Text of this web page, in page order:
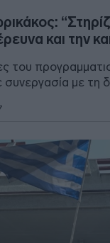
και την
του
με τη